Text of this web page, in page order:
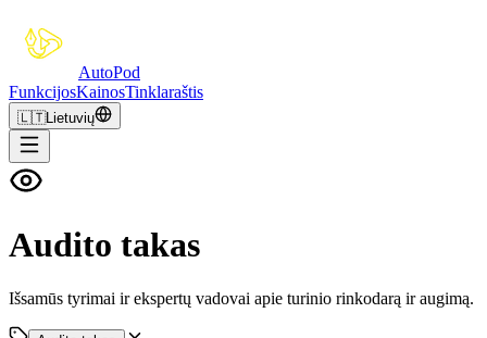
AutoPod
FunkcijosKainosTinklaraštis
🇱🇹Lietuvių
Audito takas
Išsamūs tyrimai ir ekspertų vadovai apie turinio rinkodarą ir augimą.